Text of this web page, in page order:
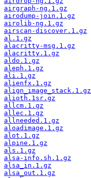
airgraph-ng.1.gz
airodump-join.1.gz
airolib-ng.1.gz
airscan-discover.1.gz
al.1.gz
alacritty-msg.1.gz
alacritty.1.gz
aldo.1.gz
aleph.1.gz
ali.1.gz
alienfx.1.gz
align_image_stack.1.gz
alioth.1sr.gz
allcm.1.gz
allec.1.gz
allneeded.1.gz
aloadimage.1.gz
alot.1.gz
alpine.1.gz
als.1.gz
alsa-info.sh.1.gz
alsa_in.1.gz
alsa_out.1.gz